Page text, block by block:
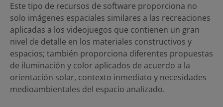
Este tipo de recursos de software proporciona no
solo imágenes espaciales similares a las recreaciones
aplicadas a los videojuegos que contienen un gran
nivel de detalle en los materiales constructivos y
espacios; también proporciona diferentes propuestas
de iluminación y color aplicados de acuerdo a la
orientación solar, contexto inmediato y necesidades
medioambientales del espacio analizado.